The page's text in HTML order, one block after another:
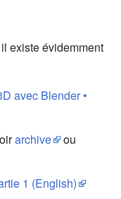
existe évidemment
avec Blender •
archive
ou
1 (English)